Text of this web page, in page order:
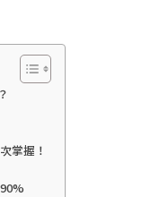
掌握！